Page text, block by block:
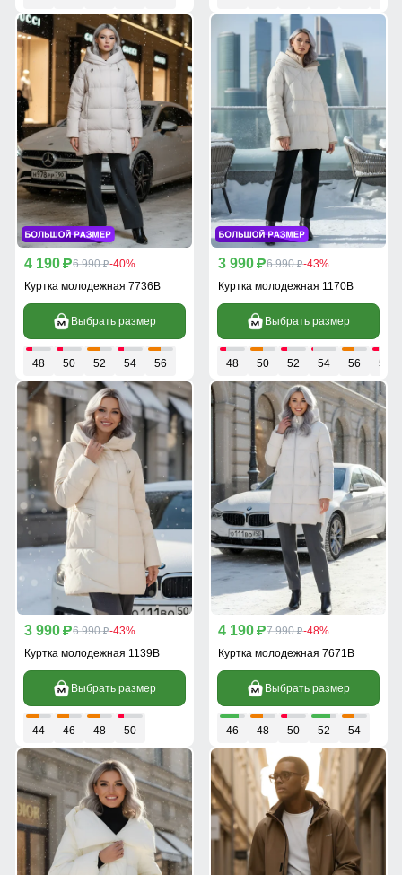
4 190 p6 990 p-40%
Куртка молодежная 7736B
Выбрать размер
48 50 52 54 56
3 990 p6 990 p-43%
Куртка молодежная 1170B
Выбрать размер
48 50 52 54 56 58
3 990 p6 990 p-43%
Куртка молодежная 1139B
Выбрать размер
44 46 48 50
4 190 p7 990 p-48%
Куртка молодежная 7671B
Выбрать размер
46 48 50 52 54